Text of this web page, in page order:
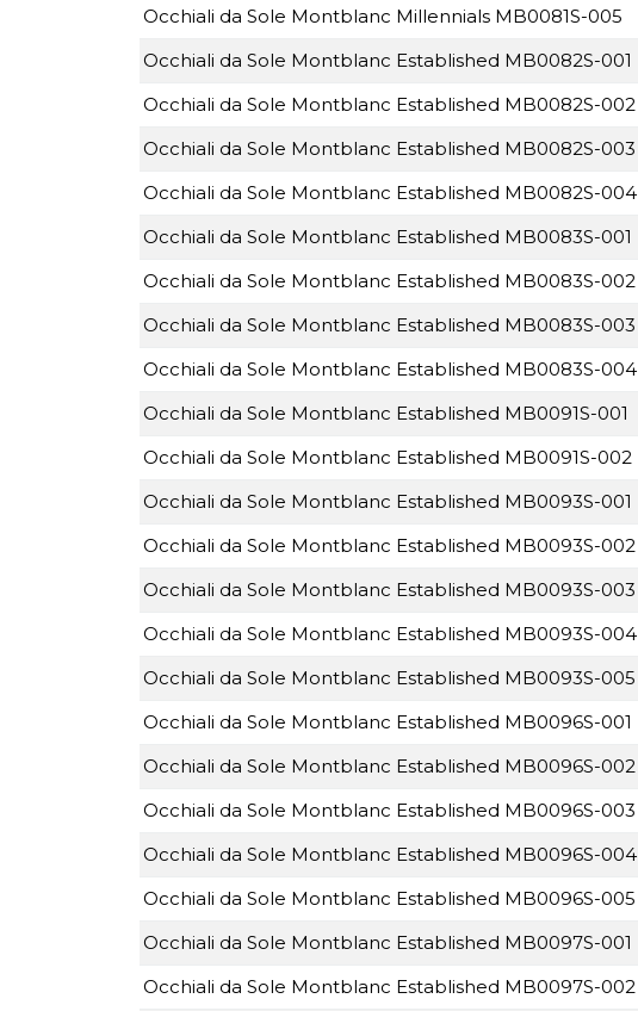
Occhiali da Sole Montblanc Millennials MB0081S-005
Occhiali da Sole Montblanc Established MB0082S-001
Occhiali da Sole Montblanc Established MB0082S-002
Occhiali da Sole Montblanc Established MB0082S-003
Occhiali da Sole Montblanc Established MB0082S-004
Occhiali da Sole Montblanc Established MB0083S-001
Occhiali da Sole Montblanc Established MB0083S-002
Occhiali da Sole Montblanc Established MB0083S-003
Occhiali da Sole Montblanc Established MB0083S-004
Occhiali da Sole Montblanc Established MB0091S-001
Occhiali da Sole Montblanc Established MB0091S-002
Occhiali da Sole Montblanc Established MB0093S-001
Occhiali da Sole Montblanc Established MB0093S-002
Occhiali da Sole Montblanc Established MB0093S-003
Occhiali da Sole Montblanc Established MB0093S-004
Occhiali da Sole Montblanc Established MB0093S-005
Occhiali da Sole Montblanc Established MB0096S-001
Occhiali da Sole Montblanc Established MB0096S-002
Occhiali da Sole Montblanc Established MB0096S-003
Occhiali da Sole Montblanc Established MB0096S-004
Occhiali da Sole Montblanc Established MB0096S-005
Occhiali da Sole Montblanc Established MB0097S-001
Occhiali da Sole Montblanc Established MB0097S-002